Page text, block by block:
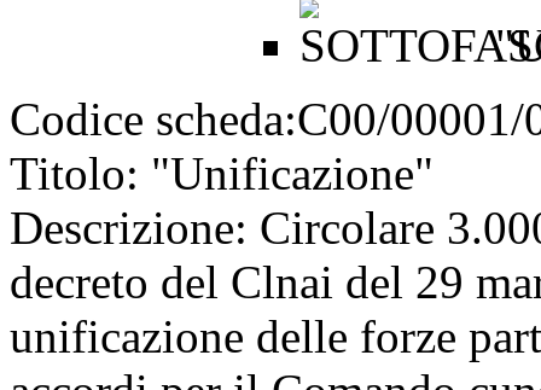
Codice scheda:C00/00001/
Titolo: "Unificazione"
Descrizione: Circolare
decreto del Clnai del 29
unificazione delle forze